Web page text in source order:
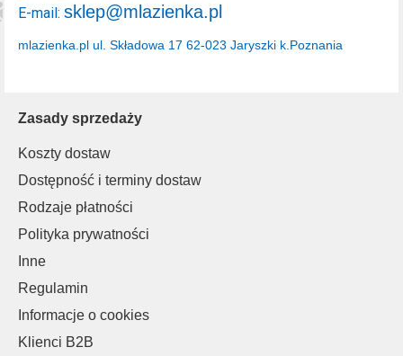
Zasady sprzedaży
Koszty dostaw
Dostępność i terminy dostaw
Rodzaje płatności
Polityka prywatności
Inne
Regulamin
Informacje o cookies
Klienci B2B
mlazienka.pl ul. Składowa 17 62-023 Jaryszki k.Poznania
E-mail: sklep@mlazienka.pl